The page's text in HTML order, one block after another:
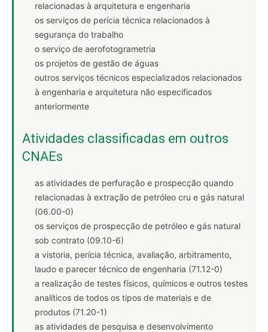
relacionadas à arquitetura e engenharia
os serviços de perícia técnica relacionados à
segurança do trabalho
o serviço de aerofotogrametria
os projetos de gestão de águas
outros serviços técnicos especializados relacionados
à engenharia e arquitetura não especificados
anteriormente
Atividades classificadas em outros
CNAEs
as atividades de perfuração e prospecção quando
relacionadas à extração de petróleo cru e gás natural
(06.00-0)
os serviços de prospecção de petróleo e gás natural
sob contrato (09.10-6)
a vistoria, perícia técnica, avaliação, arbitramento,
laudo e parecer técnico de engenharia (71.12-0)
a realização de testes físicos, químicos e outros testes
analíticos de todos os tipos de materiais e de
produtos (71.20-1)
as atividades de pesquisa e desenvolvimento